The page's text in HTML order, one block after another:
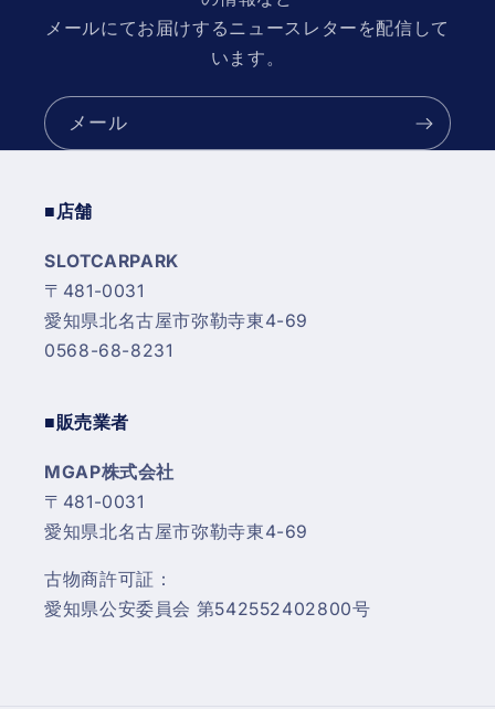
メールにてお届けするニュースレターを配信して
います。
メール
■店舗
SLOTCARPARK
〒481-0031
愛知県北名古屋市弥勒寺東4-69
0568-68-8231
■販売業者
MGAP株式会社
〒481-0031
愛知県北名古屋市弥勒寺東4-69
古物商許可証：
愛知県公安委員会 第542552402800号